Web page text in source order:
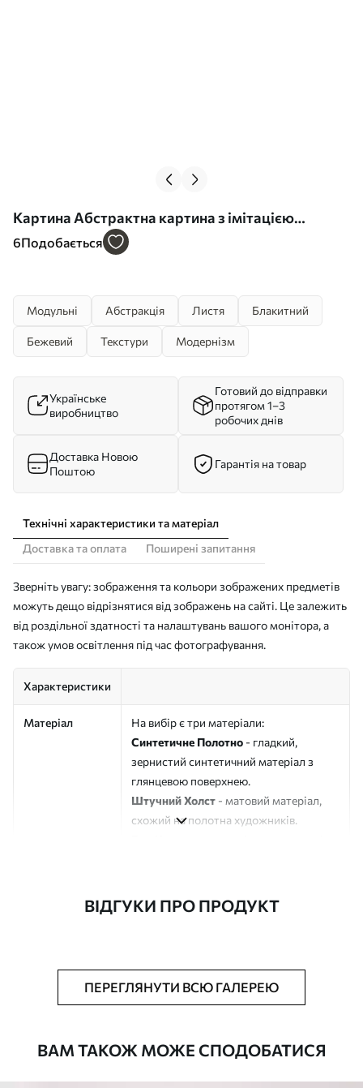
Картина Абстрактна картина з імітацією
фактури та мазками пензля білого, синього та
6Подобається
Модульні Абстракція Листя Блакитний
Бежевий Текстури Модернізм
Українське
виробництво
Готовий до відправки
протягом 1–3
робочих днів
Доставка Новою
Поштою
Гарантія на товар
Технічні характеристики та матеріал
Доставка та оплата
Поширені запитання
Зверніть увагу: зображення та кольори зображених предметів
можуть дещо відрізнятися від зображень на сайті. Це залежить
від роздільної здатності та налаштувань вашого монітора, а
також умов освітлення під час фотографування.
Характеристики
Матеріал
На вибір є три матеріали:
Синтетичне Полотно - гладкий,
зернистий синтетичний матеріал з
глянцевою поверхнею.
Штучний Холст - матовий матеріал,
схожий на полотна художників.
Додатково Можна додати лакове покриття.
ВІДГУКИ ПРО ПРОДУКТ
ПЕРЕГЛЯНУТИ ВСЮ ГАЛЕРЕЮ
ВАМ ТАКОЖ МОЖЕ СПОДОБАТИСЯ